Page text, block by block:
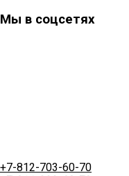
Мы в соцсетях
+7-812-703-60-70